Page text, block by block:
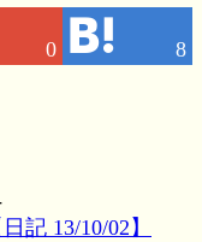
0 8
記 13/10/02】